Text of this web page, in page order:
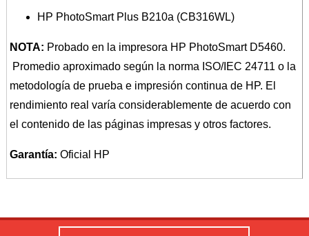
HP PhotoSmart Plus B210a (CB316WL)
NOTA: Probado en la impresora HP PhotoSmart D5460.
Promedio aproximado según la norma ISO/IEC 24711 o la
metodología de prueba e impresión continua de HP. El
rendimiento real varía considerablemente de acuerdo con
el contenido de las páginas impresas y otros factores.
Garantía: Oficial HP